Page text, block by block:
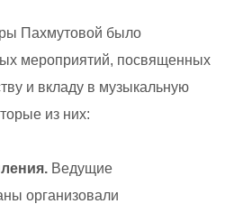
Пахмутовой было
мероприятий, посвященных
и вкладу в музыкальную
из них:
Ведущие
организовали